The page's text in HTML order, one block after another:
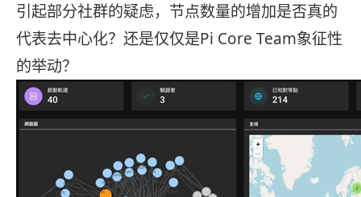
引起部分社群的疑虑，节点数量的增加是否真的
代表去中心化？还是仅仅是Pi Core Team象征性
的举动？